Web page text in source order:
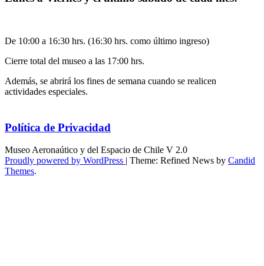
De 10:00 a 16:30 hrs. (16:30 hrs. como último ingreso)
Cierre total del museo a las 17:00 hrs.
Además, se abrirá los fines de semana cuando se realicen
actividades especiales.
Política de Privacidad
Museo Aeronaútico y del Espacio de Chile V 2.0
Proudly powered by WordPress | Theme: Refined News by Candid
Themes.